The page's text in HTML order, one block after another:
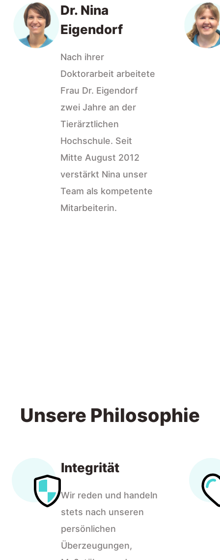
Dr. Nina
Eigendorf
Nach ihrer
Doktorarbeit arbeitete
Frau Dr. Eigendorf
zwei Jahre an der
Tierärztlichen
Hochschule. Seit
Mitte August 2012
verstärkt Nina unser
Team als kompetente
Mitarbeiterin.
Unsere Philosophie
Integrität
Wir reden und handeln
stets nach unseren
persönlichen
Überzeugungen,